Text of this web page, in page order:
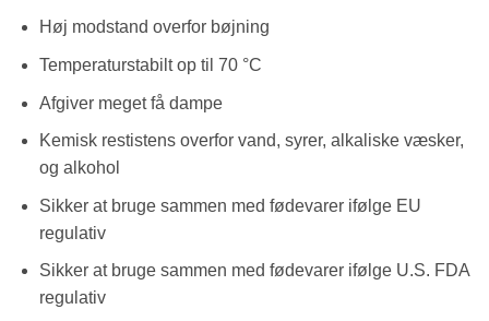
Høj modstand overfor bøjning
Temperaturstabilt op til 70 °C
Afgiver meget få dampe
Kemisk restistens overfor vand, syrer, alkaliske væsker,
og alkohol
Sikker at bruge sammen med fødevarer ifølge EU
regulativ
Sikker at bruge sammen med fødevarer ifølge U.S. FDA
regulativ